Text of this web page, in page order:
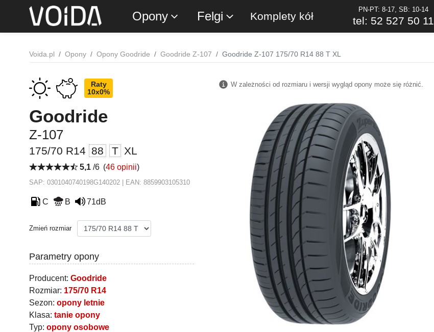
Opony Felgi Komplety kół
PN-PT: 8-17, SB: 10-14
tel: 52 527 50 11
Voida.pl Opony Opony Goodride Goodride Z-107 Goodride Z-107 175/70 R14 88 T XL
Raty
10x0%
Goodride
Z-107
175/70 R14 88 T XL
5,1 /6 (46 opinii)
SAP: 0301040740198G140202 | EAN: 8859903105310
C B 71dB
Zmień rozmiar
Parametry opony
Producent: Goodride
Rozmiar: 175/70 R14
Sezon: opony letnie
Klasa: tanie opony
Typ: opony osobowe
W zależności od rozmiaru i wersji wygląd opony może się różnić.